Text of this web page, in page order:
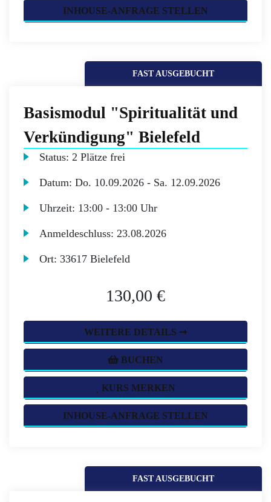
INHOUSE-ANFRAGE STELLEN
FAST AUSGEBUCHT
Basismodul "Spiritualität und
Verkündigung" Bielefeld
Status:2 Plätze frei
Datum:Do. 10.09.2026 - Sa. 12.09.2026
Uhrzeit: 13:00 - 13:00 Uhr
Anmeldeschluss:23.08.2026
Ort:33617 Bielefeld
130,00 €
WEITERE DETAILS ➞
BUCHEN
KURS MERKEN
INHOUSE-ANFRAGE STELLEN
FAST AUSGEBUCHT